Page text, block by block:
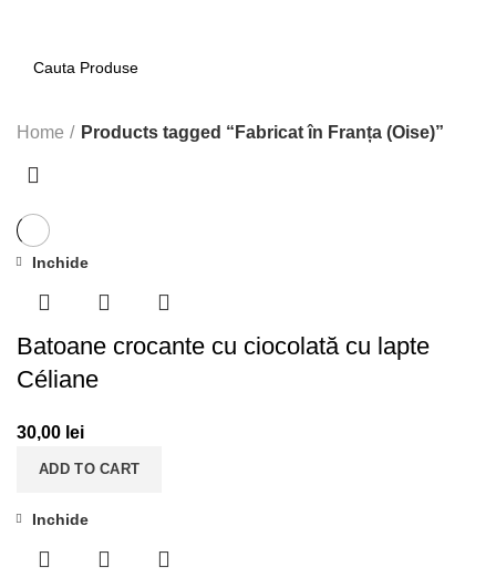
Home Products tagged “Fabricat în Franța (Oise)”
Inchide
Batoane crocante cu ciocolată cu lapte
Céliane
30,00 lei
ADD TO CART
Inchide